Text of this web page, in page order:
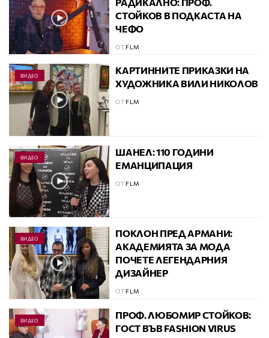
СТОЙКОВ В ПОДКАСТА НА
ЧЕФО
ОТ FLM
ВИДЕО
КАРТИННИТЕ ПРИКАЗКИ НА
ХУДОЖНИКА ВИЛИ НИКОЛОВ
ОТ FLM
ВИДЕО
ШАНЕЛ: 110 ГОДИНИ
ЕМАНЦИПАЦИЯ
ОТ FLM
ВИДЕО
ПОКЛОН ПРЕД АРМАНИ:
АКАДЕМИЯТА ЗА МОДА
ПОЧЕТЕ ЛЕГЕНДАРНИЯ
ДИЗАЙНЕР
ОТ FLM
ВИДЕО
ПРОФ. ЛЮБОМИР СТОЙКОВ:
ГОСТ ВЪВ FASHION VIRUS